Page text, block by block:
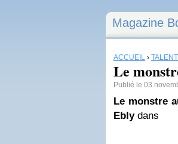
Magazine
ACCUEIL ›
Le
Publié le 03
Le monstre
Eblydans